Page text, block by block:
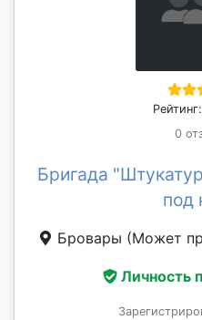
0
Бригада
под
Бровары (Может
Личность